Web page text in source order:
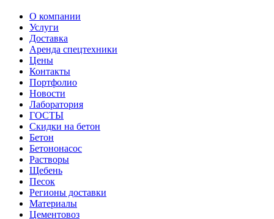
О компании
Услуги
Доставка
Аренда спецтехники
Цены
Контакты
Портфолио
Новости
Лаборатория
ГОСТЫ
Скидки на бетон
Бетон
Бетононасос
Растворы
Щебень
Песок
Регионы доставки
Материалы
Цементовоз